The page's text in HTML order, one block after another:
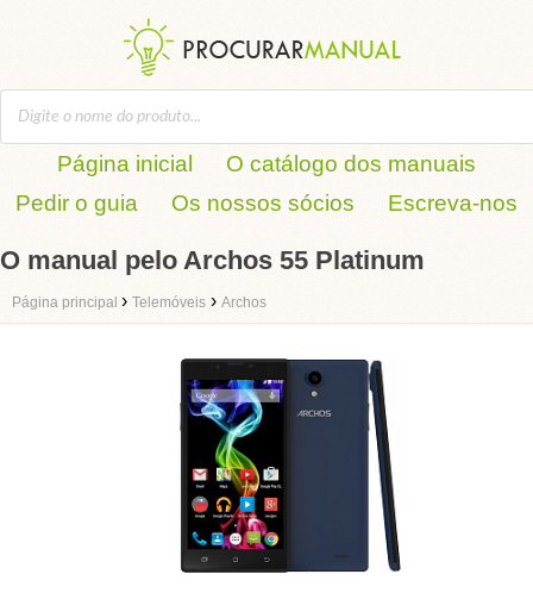
Página inicial
O catálogo dos manuais
Pedir o guia
Os nossos sócios Escreva-nos
O manual pelo Archos 55 Platinum
Página principal › Telemóveis › Archos